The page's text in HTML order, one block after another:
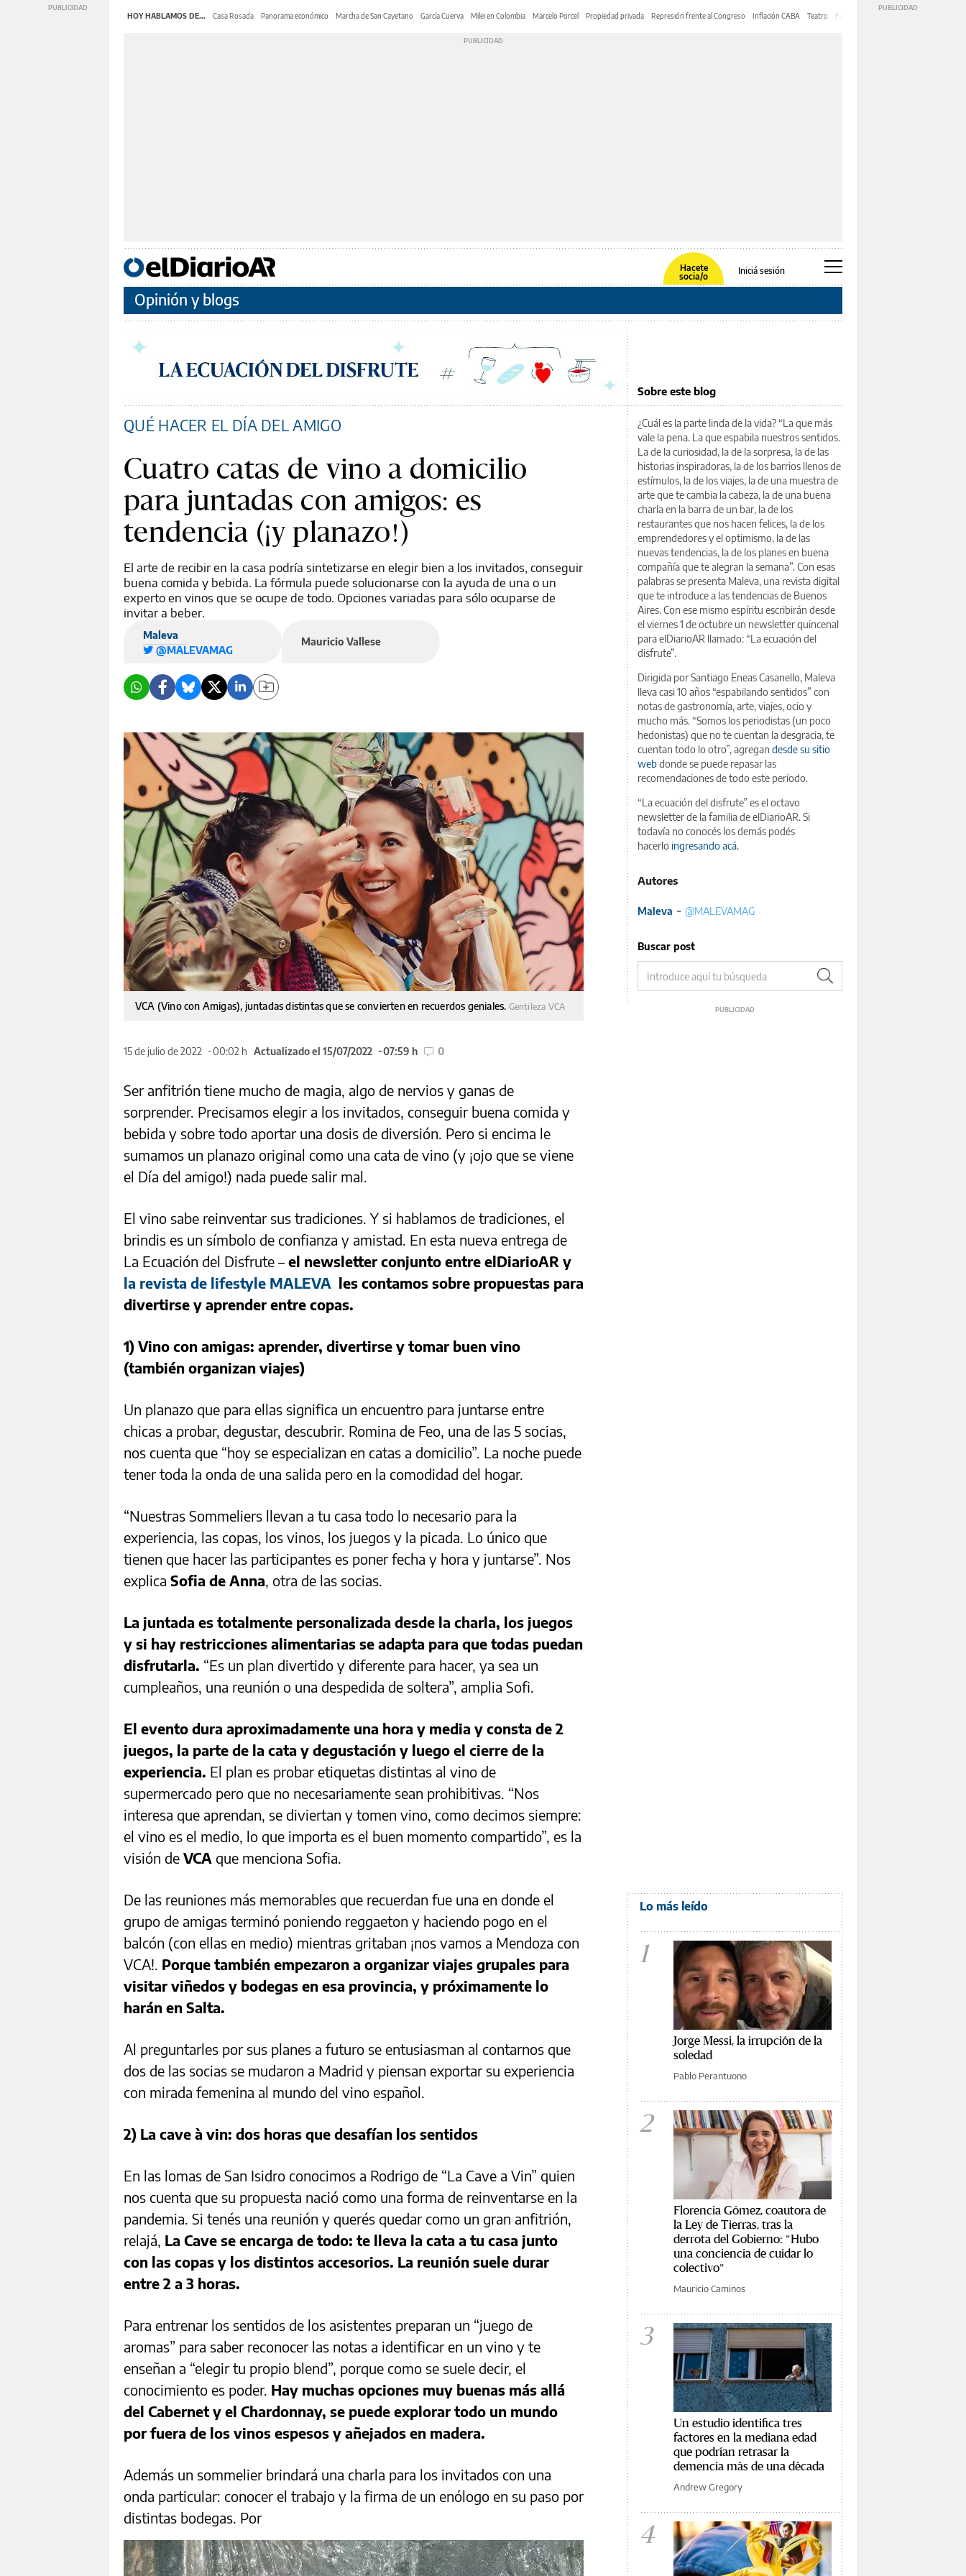
HOY HABLAMOS DE... Casa Rosada Panorama económico Marcha de San Cayetano García Cuerva Milei en Colombia Marcelo Porcel Propiedad privada Represión frente al Congreso Inflación CABA Teatro Feria de Editores
Hacete
socia/o
Iniciá sesión
Opinión y blogs
QUÉ HACER EL DÍA DEL AMIGO
Cuatro catas de vino a domicilio
para juntadas con amigos: es
tendencia (¡y planazo!)
El arte de recibir en la casa podría sintetizarse en elegir bien a los invitados, conseguir
buena comida y bebida. La fórmula puede solucionarse con la ayuda de una o un
experto en vinos que se ocupe de todo. Opciones variadas para sólo ocuparse de
invitar a beber.
Maleva
@MALEVAMAG
Mauricio Vallese
VCA (Vino con Amigas), juntadas distintas que se convierten en recuerdos geniales. Gentileza VCA
15 de julio de 2022 00:02 h Actualizado el 15/07/2022 07:59 h 0
Ser anfitrión tiene mucho de magia, algo de nervios y ganas de
sorprender. Precisamos elegir a los invitados, conseguir buena comida y
bebida y sobre todo aportar una dosis de diversión. Pero si encima le
sumamos un planazo original como una cata de vino (y ¡ojo que se viene
el Día del amigo!) nada puede salir mal.
El vino sabe reinventar sus tradiciones. Y si hablamos de tradiciones, el
brindis es un símbolo de confianza y amistad. En esta nueva entrega de
La Ecuación del Disfrute – el newsletter conjunto entre elDiarioAR y
la revista de lifestyle MALEVA les contamos sobre propuestas para
divertirse y aprender entre copas.
1) Vino con amigas: aprender, divertirse y tomar buen vino
(también organizan viajes)
Un planazo que para ellas significa un encuentro para juntarse entre
chicas a probar, degustar, descubrir. Romina de Feo, una de las 5 socias,
nos cuenta que “hoy se especializan en catas a domicilio”. La noche puede
tener toda la onda de una salida pero en la comodidad del hogar.
“Nuestras Sommeliers llevan a tu casa todo lo necesario para la
experiencia, las copas, los vinos, los juegos y la picada. Lo único que
tienen que hacer las participantes es poner fecha y hora y juntarse”. Nos
explica Sofia de Anna, otra de las socias.
La juntada es totalmente personalizada desde la charla, los juegos
y si hay restricciones alimentarias se adapta para que todas puedan
disfrutarla. “Es un plan divertido y diferente para hacer, ya sea un
cumpleaños, una reunión o una despedida de soltera”, amplia Sofi.
El evento dura aproximadamente una hora y media y consta de 2
juegos, la parte de la cata y degustación y luego el cierre de la
experiencia. El plan es probar etiquetas distintas al vino de
supermercado pero que no necesariamente sean prohibitivas. “Nos
interesa que aprendan, se diviertan y tomen vino, como decimos siempre:
el vino es el medio, lo que importa es el buen momento compartido”, es la
visión de VCA que menciona Sofia.
De las reuniones más memorables que recuerdan fue una en donde el
grupo de amigas terminó poniendo reggaeton y haciendo pogo en el
balcón (con ellas en medio) mientras gritaban ¡nos vamos a Mendoza con
VCA!. Porque también empezaron a organizar viajes grupales para
visitar viñedos y bodegas en esa provincia, y próximamente lo
harán en Salta.
Al preguntarles por sus planes a futuro se entusiasman al contarnos que
dos de las socias se mudaron a Madrid y piensan exportar su experiencia
con mirada femenina al mundo del vino español.
2) La cave à vin: dos horas que desafían los sentidos
En las lomas de San Isidro conocimos a Rodrigo de “La Cave a Vin” quien
nos cuenta que su propuesta nació como una forma de reinventarse en la
pandemia. Si tenés una reunión y querés quedar como un gran anfitrión,
relajá, La Cave se encarga de todo: te lleva la cata a tu casa junto
con las copas y los distintos accesorios. La reunión suele durar
entre 2 a 3 horas.
Para entrenar los sentidos de los asistentes preparan un “juego de
aromas” para saber reconocer las notas a identificar en un vino y te
enseñan a “elegir tu propio blend”, porque como se suele decir, el
conocimiento es poder. Hay muchas opciones muy buenas más allá
del Cabernet y el Chardonnay, se puede explorar todo un mundo
por fuera de los vinos espesos y añejados en madera.
Además un sommelier brindará una charla para los invitados con una
onda particular: conocer el trabajo y la firma de un enólogo en su paso por
distintas bodegas. Por
Sobre este blog
¿Cuál es la parte linda de la vida? “La que más
vale la pena. La que espabila nuestros sentidos.
La de la curiosidad, la de la sorpresa, la de las
historias inspiradoras, la de los barrios llenos de
estímulos, la de los viajes, la de una muestra de
arte que te cambia la cabeza, la de una buena
charla en la barra de un bar, la de los
restaurantes que nos hacen felices, la de los
emprendedores y el optimismo, la de las
nuevas tendencias, la de los planes en buena
compañía que te alegran la semana”. Con esas
palabras se presenta Maleva, una revista digital
que te introduce a las tendencias de Buenos
Aires. Con ese mismo espíritu escribirán desde
el viernes 1 de octubre un newsletter quincenal
para elDiarioAR llamado: “La ecuación del
disfrute”.
Dirigida por Santiago Eneas Casanello, Maleva
lleva casi 10 años “espabilando sentidos” con
notas de gastronomía, arte, viajes, ocio y
mucho más. “Somos los periodistas (un poco
hedonistas) que no te cuentan la desgracia, te
cuentan todo lo otro”, agregan desde su sitio
webdonde se puede repasar las
recomendaciones de todo este período.
“La ecuación del disfrute” es el octavo
newsletter de la familia de elDiarioAR. Si
todavía no conocés los demás podés
hacerlo ingresando acá.
Autores
Maleva - @MALEVAMAG
Buscar post
Lo más leído
1
Jorge Messi, la irrupción de la
soledad
Pablo Perantuono
2
Florencia Gómez, coautora de
la Ley de Tierras, tras la
derrota del Gobierno: "Hubo
una conciencia de cuidar lo
colectivo"
Mauricio Caminos
3
Un estudio identifica tres
factores en la mediana edad
que podrían retrasar la
demencia más de una década
Andrew Gregory
4